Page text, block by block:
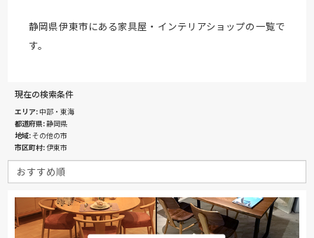
静岡県伊東市にある家具屋・インテリアショップの一覧で
す。
現在の検索条件
エリア 中部・東海
都道府県 静岡県
地域 その他の市
市区町村 伊東市